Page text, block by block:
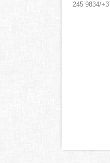
245 9834/